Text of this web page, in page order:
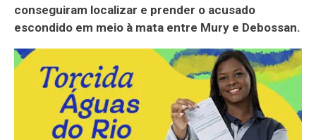
conseguiram localizar e prender o acusado
escondido em meio à mata entre Mury e Debossan.